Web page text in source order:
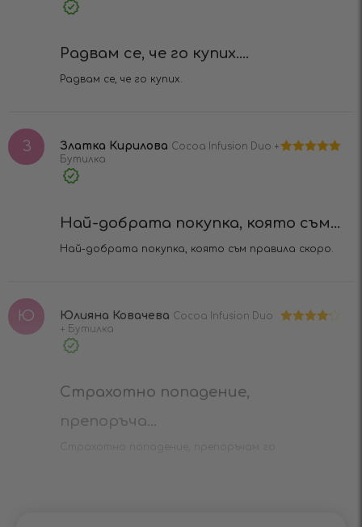
Радвам се, че го купих....
Радвам се, че го купих.
З Златка Кирилова Cocoa Infusion Duo +
Бутилка
Най-добрата покупка, която съм...
Най-добрата покупка, която съм правила скоро.
Ю Юлияна Ковачева Cocoa Infusion Duo
+ Бутилка
Страхотно попадение,
препоръча...